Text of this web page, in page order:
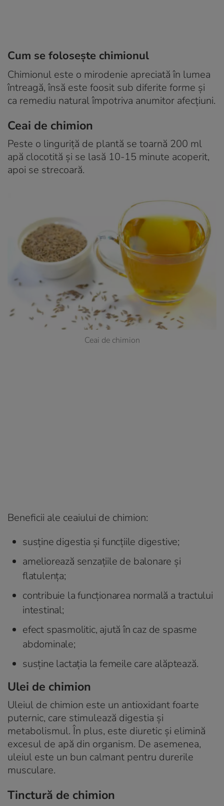
Cum se folosește chimionul
Chimionul este o mirodenie apreciată în lumea
întreagă, însă este foosit sub diferite forme și
ca remediu natural împotriva anumitor afecțiuni.
Ceai de chimion
Peste o linguriţă de plantă se toarnă 200 ml
apă clocotită şi se lasă 10-15 minute acoperit,
apoi se strecoară.
Ceai de chimion
Beneficii ale ceaiului de chimion:
susţine digestia şi funcţiile digestive;
ameliorează senzaţiile de balonare şi
flatulenţa;
contribuie la funcţionarea normală a tractului
intestinal;
efect spasmolitic, ajută în caz de spasme
abdominale;
susţine lactaţia la femeile care alăptează.
Ulei de chimion
Uleiul de chimion este un antioxidant foarte
puternic, care stimulează digestia și
metabolismul. În plus, este diuretic și elimină
excesul de apă din organism. De asemenea,
uleiul este un bun calmant pentru durerile
musculare.
Tinctură de chimion